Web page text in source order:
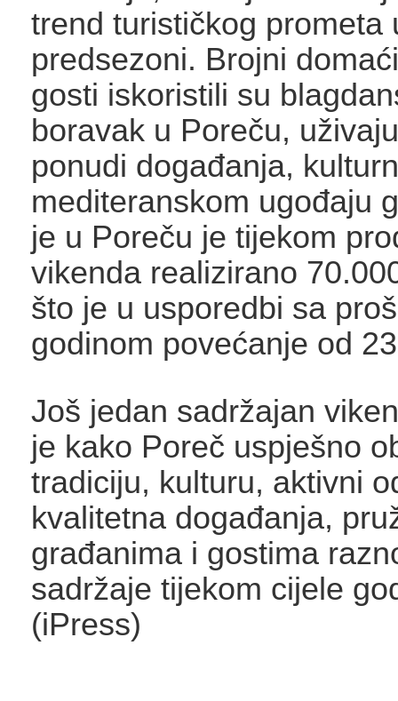
trend turističkog prometa
predsezoni. Brojni
gosti iskoristili su
boravak u Poreču,
ponudi događanja,
mediteranskom ugođaju
je u Poreču je tijekom
vikenda realizirano
što je u usporedbi sa
godinom povećanje od
Još jedan sadržajan
je kako Poreč uspješno
tradiciju, kulturu, aktivni
kvalitetna događanja,
građanima i gostima
sadržaje tijekom cijele
(iPress)